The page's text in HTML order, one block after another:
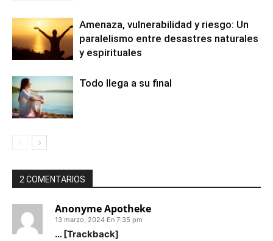
Amenaza, vulnerabilidad y riesgo: Un
paralelismo entre desastres naturales
y espirituales
Todo llega a su final
2 COMENTARIOS
Anonyme Apotheke
13 marzo, 2024 En 7:35 pm
… [Trackback]